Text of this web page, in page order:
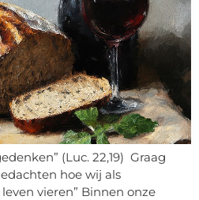
(Luc. 22,19) Graag
hoe wij als
vieren” Binnen onze